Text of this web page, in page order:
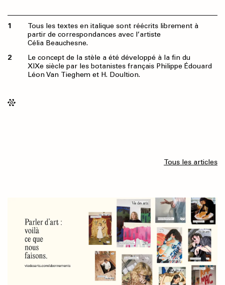
Tous les textes en italique sont réécrits librement à
partir de correspondances avec l’artiste
Célia Beauchesne.
Le concept de la stèle a été développé à la fin du
XIXe siècle par les botanistes français Philippe Édouard
Léon Van Tieghem et H. Doultion.
Tous les articles